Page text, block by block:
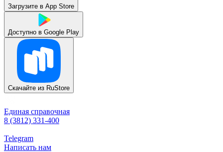
Загрузите в App Store
Доступно в Google Play
Скачайте из RuStore
Единая справочная
8 (3812) 331-400
Telegram
Написать нам